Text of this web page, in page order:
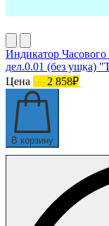
Индикатор
дел.0.01 (без ушка)
Цена
2 858₽
В корзину